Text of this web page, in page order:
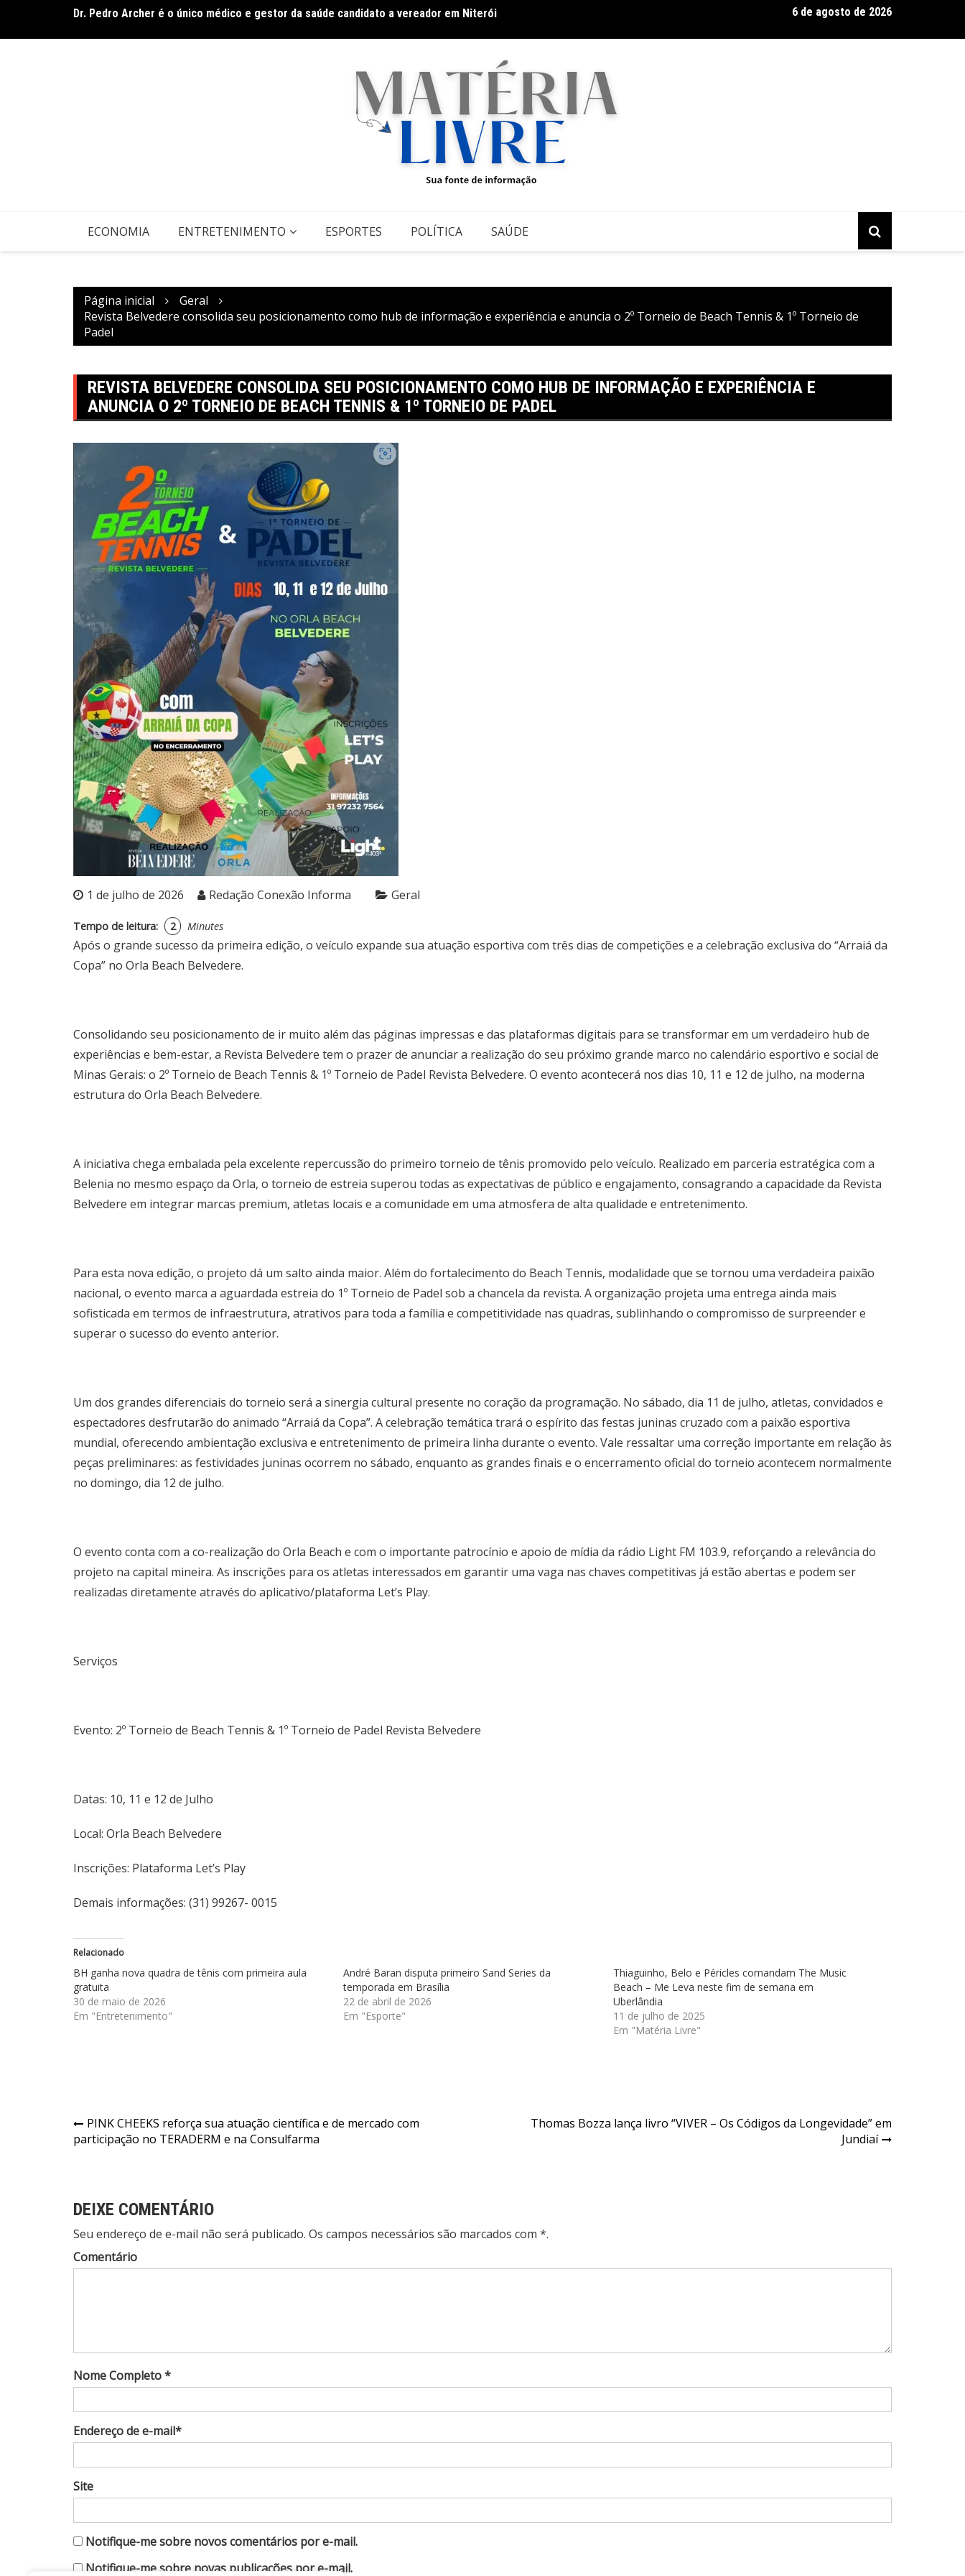
o
Envelhecimento e cuidado consciente e humanizado: pequenas atitudes que fazem grande diferença Fitness Brasil Expo 2026, a maior edição da história
6 de agosto de 2026
ECONOMIA ENTRETENIMENTO ESPORTES POLÍTICA SAÚDE
Página inicial
Geral
Revista Belvedere consolida seu posicionamento como hub de informação e experiência e anuncia o 2º Torneio de Beach Tennis & 1º Torneio de
Padel
REVISTA BELVEDERE CONSOLIDA SEU POSICIONAMENTO COMO HUB DE INFORMAÇÃO E EXPERIÊNCIA E
ANUNCIA O 2º TORNEIO DE BEACH TENNIS & 1º TORNEIO DE PADEL
1 de julho de 2026 Redação Conexão Informa Geral
Tempo de leitura: 2 Minutes
Após o grande sucesso da primeira edição, o veículo expande sua atuação esportiva com três dias de competições e a celebração exclusiva do “Arraiá da
Copa” no Orla Beach Belvedere.
Consolidando seu posicionamento de ir muito além das páginas impressas e das plataformas digitais para se transformar em um verdadeiro hub de
experiências e bem-estar, a Revista Belvedere tem o prazer de anunciar a realização do seu próximo grande marco no calendário esportivo e social de
Minas Gerais: o 2º Torneio de Beach Tennis & 1º Torneio de Padel Revista Belvedere. O evento acontecerá nos dias 10, 11 e 12 de julho, na moderna
estrutura do Orla Beach Belvedere.
A iniciativa chega embalada pela excelente repercussão do primeiro torneio de tênis promovido pelo veículo. Realizado em parceria estratégica com a
Belenia no mesmo espaço da Orla, o torneio de estreia superou todas as expectativas de público e engajamento, consagrando a capacidade da Revista
Belvedere em integrar marcas premium, atletas locais e a comunidade em uma atmosfera de alta qualidade e entretenimento.
Para esta nova edição, o projeto dá um salto ainda maior. Além do fortalecimento do Beach Tennis, modalidade que se tornou uma verdadeira paixão
nacional, o evento marca a aguardada estreia do 1º Torneio de Padel sob a chancela da revista. A organização projeta uma entrega ainda mais
sofisticada em termos de infraestrutura, atrativos para toda a família e competitividade nas quadras, sublinhando o compromisso de surpreender e
superar o sucesso do evento anterior.
Um dos grandes diferenciais do torneio será a sinergia cultural presente no coração da programação. No sábado, dia 11 de julho, atletas, convidados e
espectadores desfrutarão do animado “Arraiá da Copa”. A celebração temática trará o espírito das festas juninas cruzado com a paixão esportiva
mundial, oferecendo ambientação exclusiva e entretenimento de primeira linha durante o evento. Vale ressaltar uma correção importante em relação às
peças preliminares: as festividades juninas ocorrem no sábado, enquanto as grandes finais e o encerramento oficial do torneio acontecem normalmente
no domingo, dia 12 de julho.
O evento conta com a co-realização do Orla Beach e com o importante patrocínio e apoio de mídia da rádio Light FM 103.9, reforçando a relevância do
projeto na capital mineira. As inscrições para os atletas interessados em garantir uma vaga nas chaves competitivas já estão abertas e podem ser
realizadas diretamente através do aplicativo/plataforma Let’s Play.
Serviços
Evento: 2º Torneio de Beach Tennis & 1º Torneio de Padel Revista Belvedere
Datas: 10, 11 e 12 de Julho
Local: Orla Beach Belvedere
Inscrições: Plataforma Let’s Play
Demais informações: (31) 99267- 0015
Relacionado
BH ganha nova quadra de tênis com primeira aula
gratuita
30 de maio de 2026
Em "Entretenimento"
André Baran disputa primeiro Sand Series da
temporada em Brasília
22 de abril de 2026
Em "Esporte"
Thiaguinho, Belo e Péricles comandam The Music
Beach – Me Leva neste fim de semana em
Uberlândia
11 de julho de 2025
Em "Matéria Livre"
Navegação
de
PINK CHEEKS reforça sua atuação científica e de mercado com
participação no TERADERM e na Consulfarma
Thomas Bozza lança livro “VIVER – Os Códigos da Longevidade” em
Jundiaí
DEIXE COMENTÁRIO
Seu endereço de e-mail não será publicado. Os campos necessários são marcados com *.
Comentário
Nome Completo *
Endereço de e-mail*
Site
Notifique-me sobre novos comentários por e-mail.
Notifique-me sobre novas publicações por e-mail.